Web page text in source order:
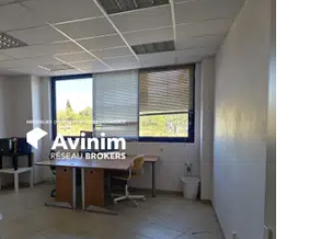
ou achat de l'ensemble du
de 2 niveaux et 3 lots :
160 m²
m²
m²